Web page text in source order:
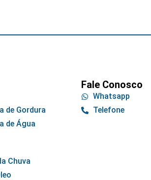
de Gordura
de Água
Chuva
Fale Conosco
Whatsapp
Telefone